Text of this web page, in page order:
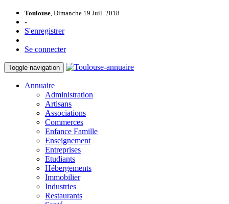
Toulouse, Dimanche 19 Juil. 2018
-
S'enregistrer
Se connecter
Toggle navigation
Annuaire
Administration
Artisans
Associations
Commerces
Enfance Famille
Enseignement
Entreprises
Etudiants
Hébergements
Immobilier
Industries
Restaurants